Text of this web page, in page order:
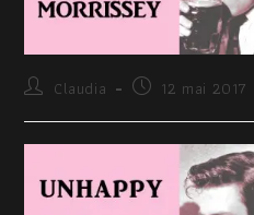
Claudia 12 mai 2017